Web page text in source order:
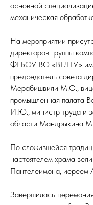
основной
механическая
На мероприятии
директоров группы
ФГБОУ ВО «ВГЛТУ»
председатель совета
Мерабишвили М.О.,
промышленная палата
И.Ю., министр труда и
области Мандрыкина
По сложившейся
настоятелем храма
Пантелеимона, иереем
Завершилась